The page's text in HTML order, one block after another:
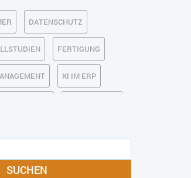
DATENSCHUTZ
FERTIGUNG
KI IM ERP
SUCHEN